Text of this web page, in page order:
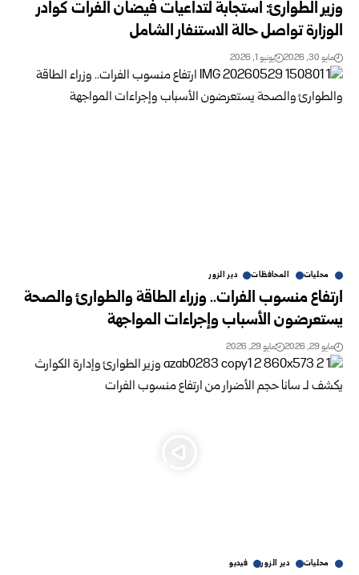
وزير الطوارئ: استجابة لتداعيات فيضان الفرات كوادر
الوزارة تواصل حالة ‏الاستنفار الشامل
مايو 30, 2026 يونيو 1, 2026
محليات المحافظات دير الزور
ارتفاع منسوب الفرات.. وزراء الطاقة والطوارئ والصحة
يستعرضون الأسباب وإجراءات المواجهة
مايو 29, 2026 مايو 29, 2026
محليات دير الزور فيديو